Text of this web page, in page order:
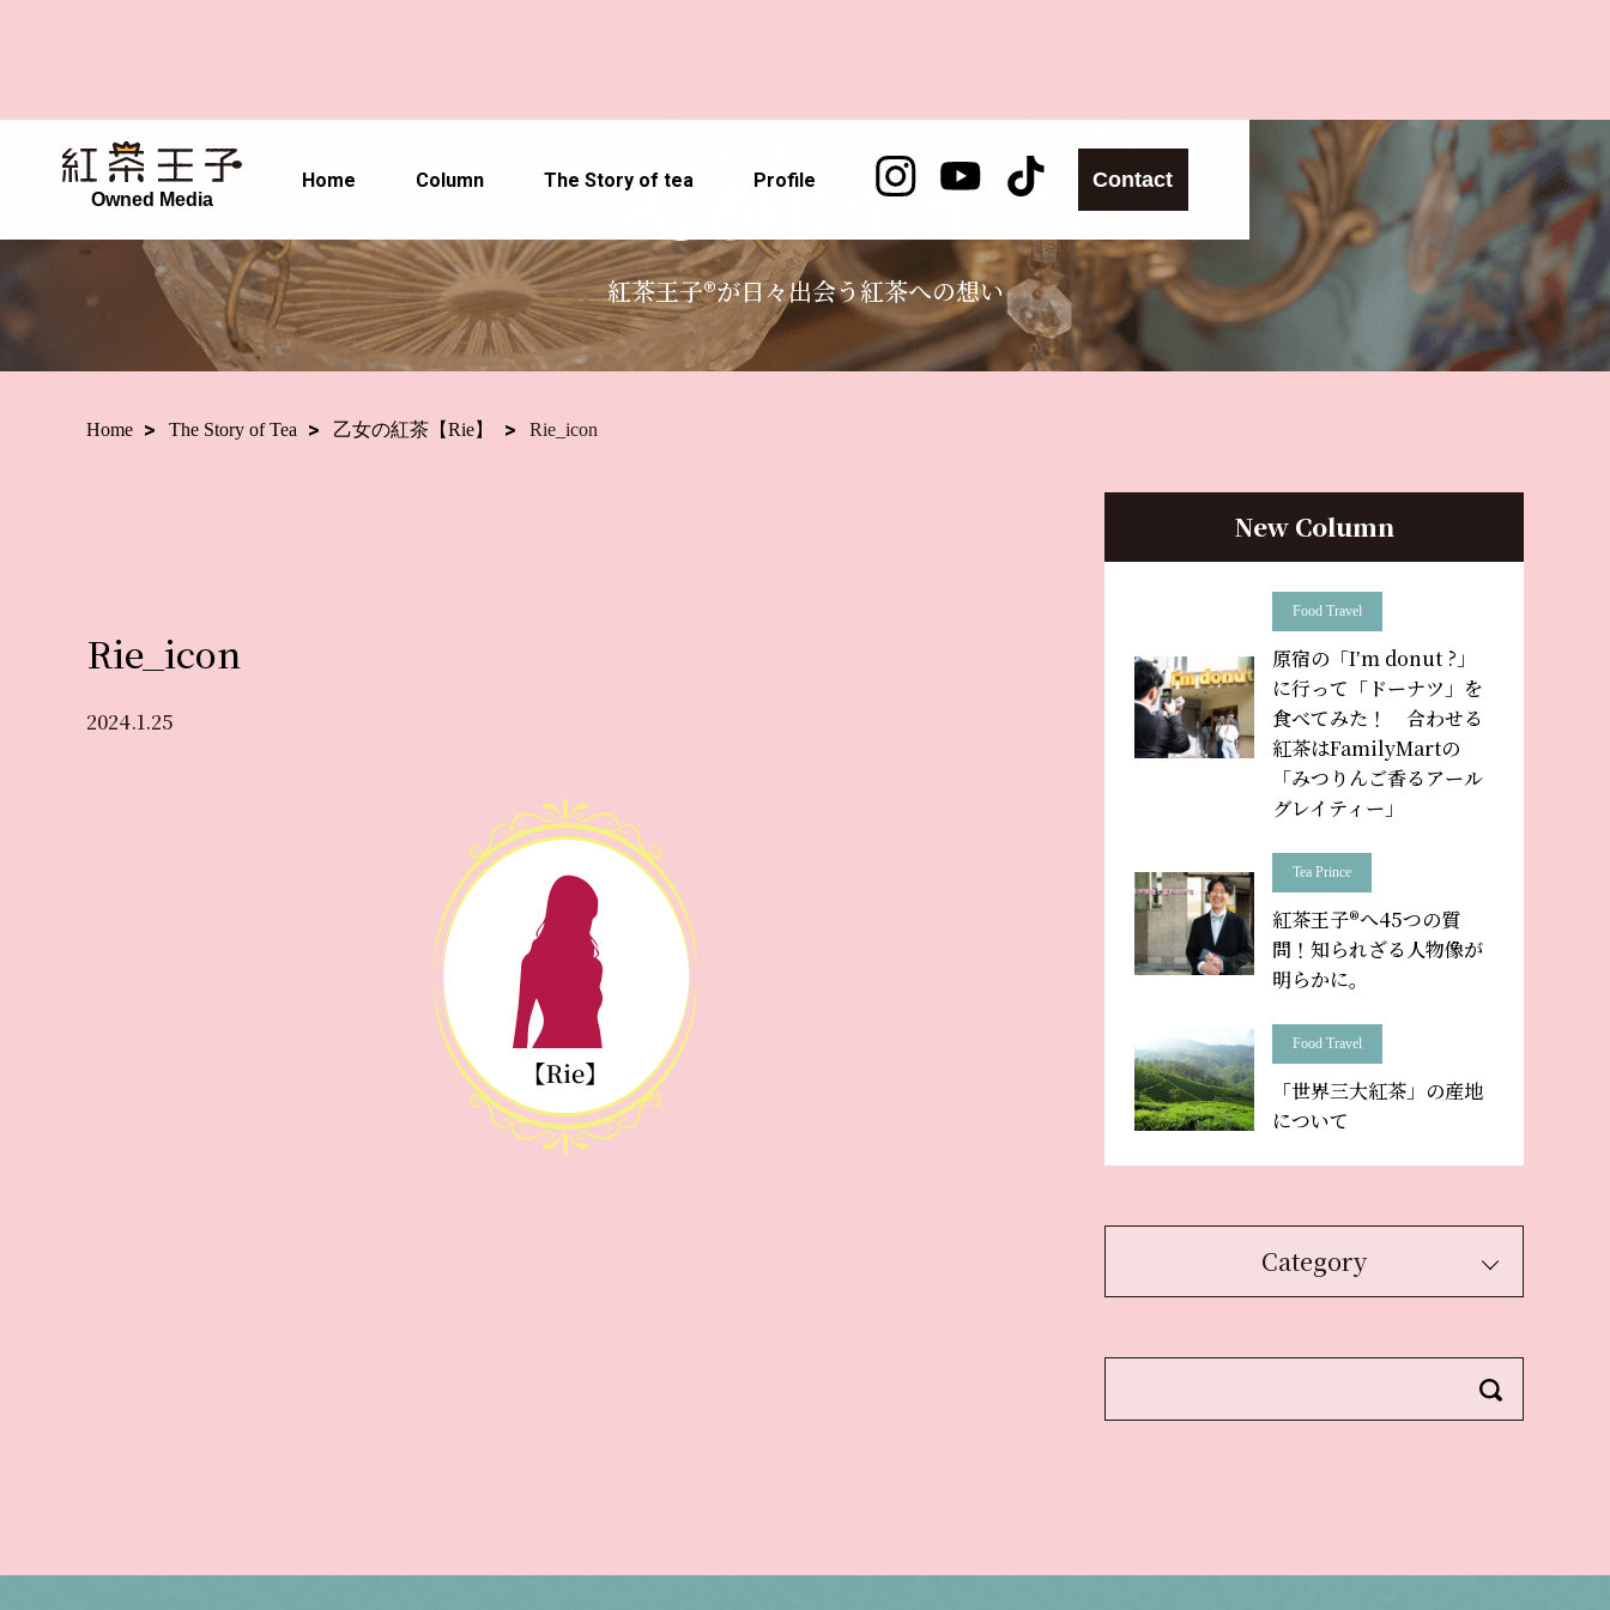
Owned Media
Home Column The Story of tea Profile Contact
Column
紅茶王子®が日々出会う紅茶への想い
Home The Story of Tea 乙女の紅茶【Rie】 Rie_icon
Rie_icon
2024.1.25
New Column
Food Travel
原宿の「Iʼm donut ?」
に行って「ドーナツ」を
食べてみた！ 合わせる
紅茶はFamilyMartの
「みつりんご香るアール
グレイティー」
Tea Prince
紅茶王子®へ45つの質
問！知られざる人物像が
明らかに。
Food Travel
「世界三大紅茶」の産地
について
Category